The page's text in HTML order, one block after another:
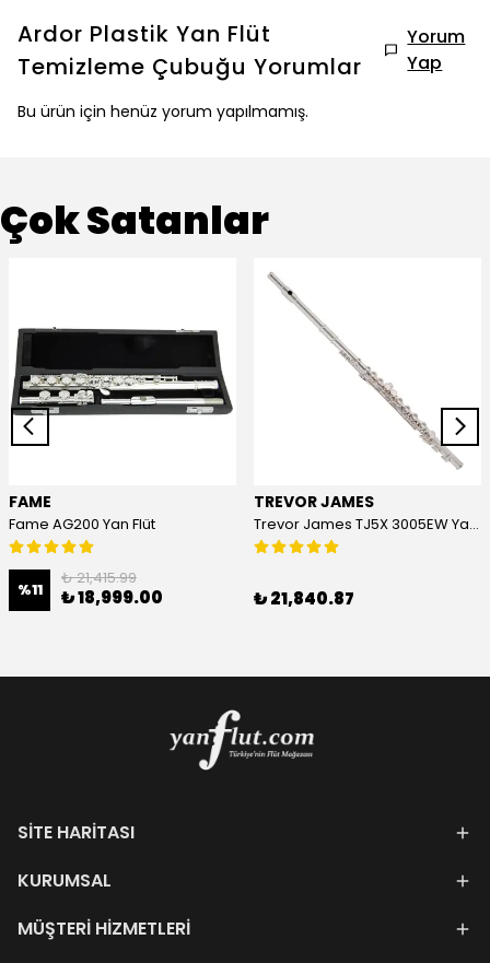
Ardor Plastik Yan Flüt
Temizleme Çubuğu Yorumlar
Yorum
Yap
Bu ürün için henüz yorum yapılmamış.
Çok Satanlar
FAME
Fame AG200 Yan Flüt
%11
₺ 21,415.99
₺ 18,999.00
TREVOR JAMES
Trevor James TJ5X 3005EW Yan Flüt
₺ 21,840.87
SİTE HARİTASI
KURUMSAL
MÜŞTERİ HİZMETLERİ